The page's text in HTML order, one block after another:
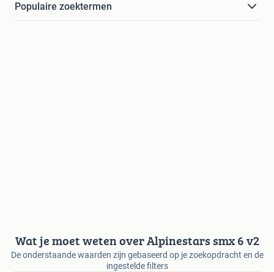
Populaire zoektermen
Wat je moet weten over Alpinestars smx 6 v2
De onderstaande waarden zijn gebaseerd op je zoekopdracht en de
ingestelde filters